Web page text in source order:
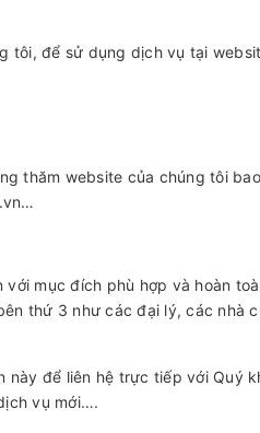
tôi, để sử dụng dịch vụ tại
thăm website của chúng tôi
mục đích phù hợp và hoàn
thứ 3 như các đại lý, các
để liên hệ trực tiếp với
vụ mới….